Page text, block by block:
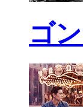
ゴ